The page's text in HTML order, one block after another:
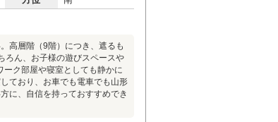
高層階（9階）につき、遮るも
ろん、お子様の遊びスペースや
ク部屋や寝室としても静かに
ており、お車でも電車でも山形
に、自信を持っておすすめでき